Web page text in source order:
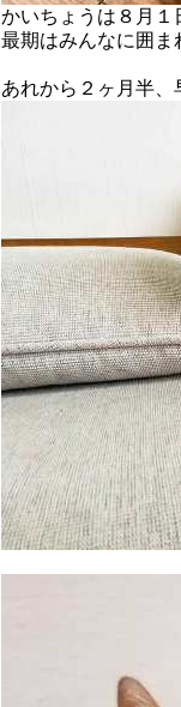
かいちょうは８月１
最期はみんなに囲ま
あれから２ヶ月半、